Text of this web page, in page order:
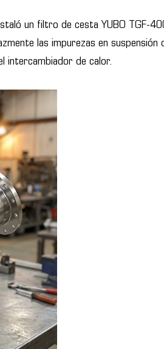
un filtro de cesta YUBO TGF-
las impurezas en suspensión
intercambiador de calor.